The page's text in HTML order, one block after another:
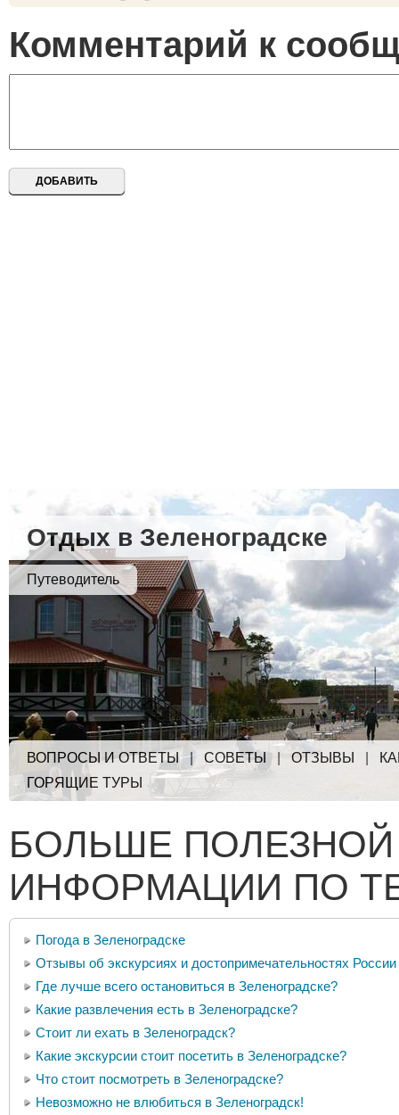
Комментарий к
Отдых в Зеленоградске
Путеводитель
ВОПРОСЫ И ОТВЕТЫ | СОВЕТЫ | ОТЗЫВЫ
ГОРЯЩИЕ ТУРЫ
БОЛЬШЕ ПОЛЕЗНОЙ
ИНФОРМАЦИИ ПО
Погода в Зеленоградске
Отзывы об экскурсиях и достопримечательностях России
Где лучше всего остановиться в Зеленоградске?
Какие развлечения есть в Зеленоградске?
Стоит ли ехать в Зеленоградск?
Какие экскурсии стоит посетить в Зеленоградске?
Что стоит посмотреть в Зеленоградске?
Невозможно не влюбиться в Зеленоградск!